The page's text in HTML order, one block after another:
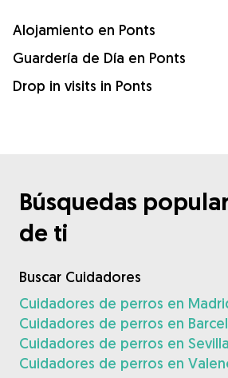
Alojamiento en Ponts
Guardería de Día en Ponts
Drop in visits in Ponts
Búsquedas
de ti
Buscar Cuidadores
Cuidadores de perros en
Cuidadores de perros en
Cuidadores de perros en Sevilla
Cuidadores de perros en